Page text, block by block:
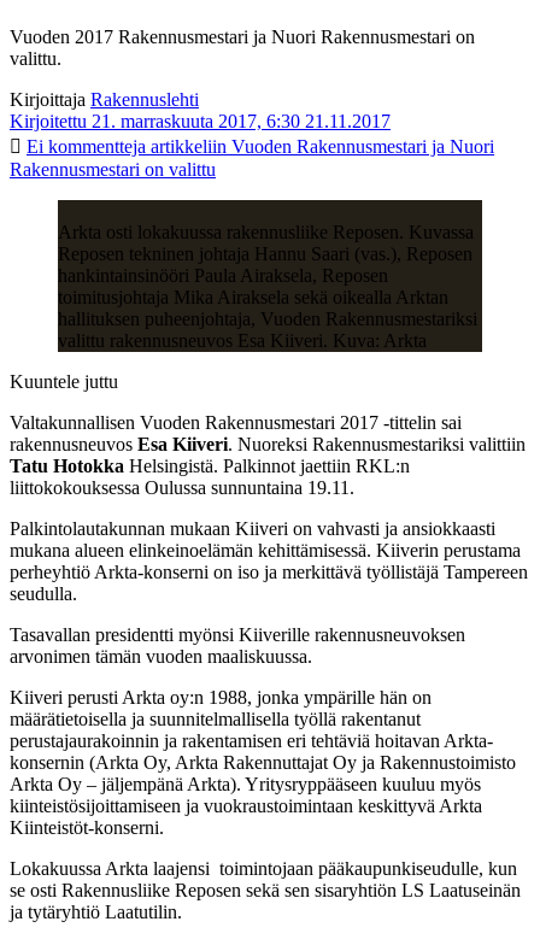
Vuoden 2017 Rakennusmestari ja Nuori Rakennusmestari on
valittu.
Kirjoittaja Rakennuslehti
Kirjoitettu 21. marraskuuta 2017, 6:30 21.11.2017
Ei kommentteja artikkeliin Vuoden Rakennusmestari ja Nuori
Rakennusmestari on valittu
Arkta osti lokakuussa rakennusliike Reposen. Kuvassa
Reposen tekninen johtaja Hannu Saari (vas.), Reposen
hankintainsinööri Paula Airaksela, Reposen
toimitusjohtaja Mika Airaksela sekä oikealla Arktan
hallituksen puheenjohtaja, Vuoden Rakennusmestariksi
valittu rakennusneuvos Esa Kiiveri. Kuva: Arkta
Kuuntele juttu
Valtakunnallisen Vuoden Rakennusmestari 2017 -tittelin sai
rakennusneuvos Esa Kiiveri. Nuoreksi Rakennusmestariksi valittiin
Tatu Hotokka Helsingistä. Palkinnot jaettiin RKL:n
liittokokouksessa Oulussa sunnuntaina 19.11.
Palkintolautakunnan mukaan Kiiveri on vahvasti ja ansiokkaasti
mukana alueen elinkeinoelämän kehittämisessä. Kiiverin perustama
perheyhtiö Arkta-konserni on iso ja merkittävä työllistäjä Tampereen
seudulla.
Tasavallan presidentti myönsi Kiiverille rakennusneuvoksen
arvonimen tämän vuoden maaliskuussa.
Kiiveri perusti Arkta oy:n 1988, jonka ympärille hän on
määrätietoisella ja suunnitelmallisella työllä rakentanut
perustajaurakoinnin ja rakentamisen eri tehtäviä hoitavan Arkta-
konsernin (Arkta Oy, Arkta Rakennuttajat Oy ja Rakennustoimisto
Arkta Oy – jäljempänä Arkta). Yritysryppääseen kuuluu myös
kiinteistösijoittamiseen ja vuokraustoimintaan keskittyvä Arkta
Kiinteistöt-konserni.
Lokakuussa Arkta laajensi toimintojaan pääkaupunkiseudulle, kun
se osti Rakennusliike Reposen sekä sen sisaryhtiön LS Laatuseinän
ja tytäryhtiö Laatutilin.